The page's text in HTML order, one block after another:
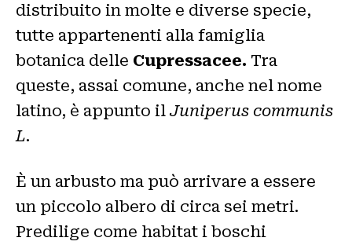
distribuito in molte e diverse specie,
tutte appartenenti alla famiglia
botanica delle Cupressacee. Tra
queste, assai comune, anche nel nome
latino, è appunto il Juniperus communis
L.
È un arbusto ma può arrivare a essere
un piccolo albero di circa sei metri.
Predilige come habitat i boschi